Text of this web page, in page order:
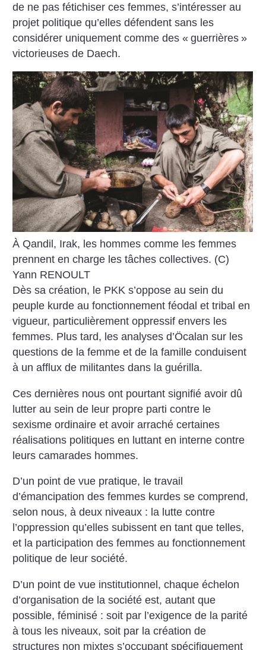
de ne pas fétichiser ces femmes, s’intéresser au
projet politique qu’elles défendent sans les
considérer uniquement comme des « guerrières »
victorieuses de Daech.
À Qandil, Irak, les hommes comme les femmes
prennent en charge les tâches collectives. (C)
Yann RENOULT
Dès sa création, le PKK s’oppose au sein du
peuple kurde au fonctionnement féodal et tribal en
vigueur, particulièrement oppressif envers les
femmes. Plus tard, les analyses d’Öcalan sur les
questions de la femme et de la famille conduisent
à un afflux de militantes dans la guérilla.
Ces dernières nous ont pourtant signifié avoir dû
lutter au sein de leur propre parti contre le
sexisme ordinaire et avoir arraché certaines
réalisations politiques en luttant en interne contre
leurs camarades hommes.
D’un point de vue pratique, le travail
d’émancipation des femmes kurdes se comprend,
selon nous, à deux niveaux : la lutte contre
l’oppression qu’elles subissent en tant que telles,
et la participation des femmes au fonctionnement
politique de leur société.
D’un point de vue institutionnel, chaque échelon
d’organisation de la société est, autant que
possible, féminisé : soit par l’exigence de la parité
à tous les niveaux, soit par la création de
structures non mixtes s’occupant spécifiquement